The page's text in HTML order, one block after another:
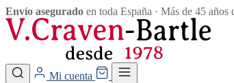
Envío asegurado en toda España · Más de 45 años
Mi cuenta